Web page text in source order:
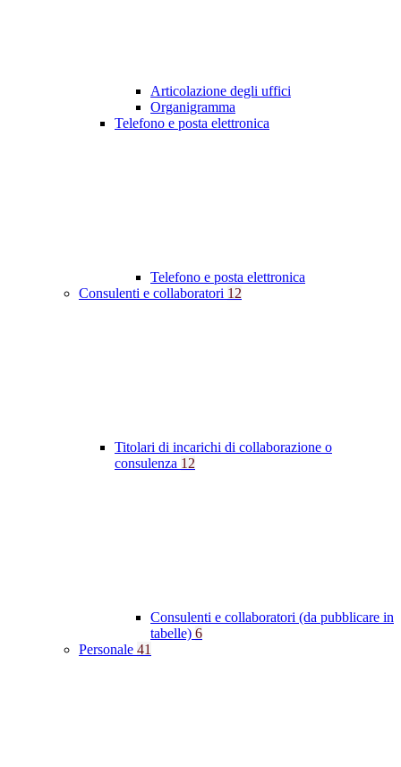
Articolazione degli uffici
Organigramma
Telefono e posta elettronica
Telefono e posta elettronica
Consulenti e collaboratori 12
Titolari di incarichi di collaborazione o
consulenza 12
Consulenti e collaboratori (da pubblicare in
tabelle) 6
Personale 41